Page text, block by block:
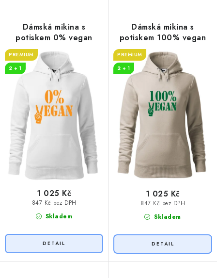
d
u
o
d
Dámská mikina s
potiskem 0% vegan
PREMIUM
2 + 1
Skladem
847 Kč bez DPH
1 025 Kč
Dámská mikina s
potiskem 100% vegan
PREMIUM
2 + 1
Skladem
847 Kč bez DPH
1 025 Kč